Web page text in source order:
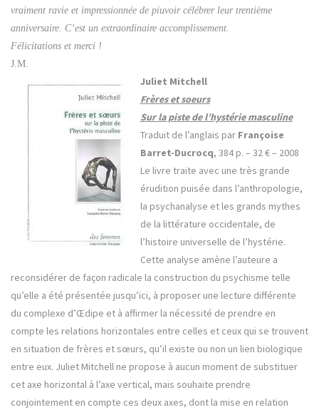
vraiment ravie et impressionnée de piuvoir célébrer leur trentième
anniversaire. C’est un extraordinaire accomplissement.
Félicitations et merci !
J.M.
Juliet Mitchell
Frères et soeurs
Sur la piste de l’hystérie masculine
Traduit de l’anglais par Françoise
Barret-Ducrocq, 384 p. – 32€ – 2008
Le livre traite avec une très grande
érudition puisée dans l’anthropologie,
la psychanalyse et les grands mythes
de la littérature occidentale, de
l’histoire universelle de l’hystérie.
Cette analyse amène l’auteure a
reconsidérer de façon radicale la construction du psychisme telle
qu’elle a été présentée jusqu’ici, à proposer une lecture différente
du complexe d’Œdipe et à affirmer la nécessité de prendre en
compte les relations horizontales entre celles et ceux qui se trouvent
en situation de frères et sœurs, qu’il existe ou non un lien biologique
entre eux. Juliet Mitchell ne propose à aucun moment de substituer
cet axe horizontal à l’axe vertical, mais souhaite prendre
conjointement en compte ces deux axes, dont la mise en relation